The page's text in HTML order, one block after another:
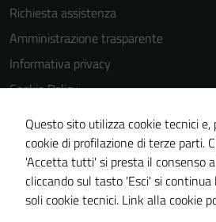
Richiesta assistenza
Amministrazione trasparente
Informativa privacy
Cookie Policy
Note legali
Dichiarazione di accessibilità
Piano di miglioramento del sito
Statistiche sito web
Questo sito utilizza cookie tecnici e,
cookie di profilazione di terze parti.
'Accetta tutti' si presta il consenso
cliccando sul tasto 'Esci' si
soli cookie tecnici. Link alla cookie